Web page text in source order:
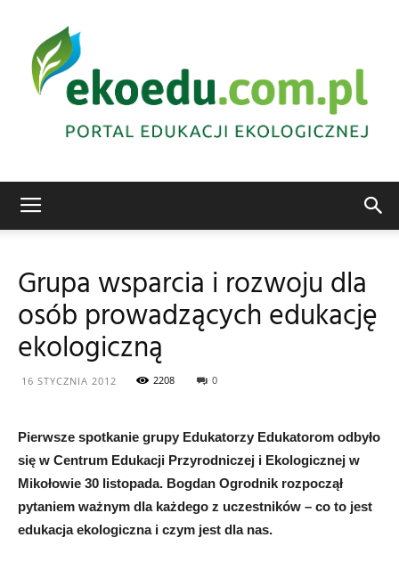
ekologiczna
Abrys
Grupa wsparcia i rozwoju dla
osób prowadzących edukację
ekologiczną
16 STYCZNIA 2012 2208 0
Pierwsze spotkanie grupy Edukatorzy Edukatorom odbyło
się w Centrum Edukacji Przyrodniczej i Ekologicznej w
Mikołowie 30 listopada. Bogdan Ogrodnik rozpoczął
pytaniem ważnym dla każdego z uczestników – co to jest
edukacja ekologiczna i czym jest dla nas.